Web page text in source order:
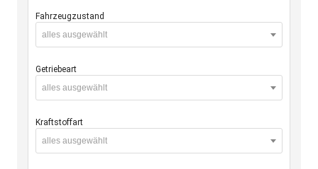
Fahrzeugzustand
alles ausgewählt
Getriebeart
alles ausgewählt
Kraftstoffart
alles ausgewählt